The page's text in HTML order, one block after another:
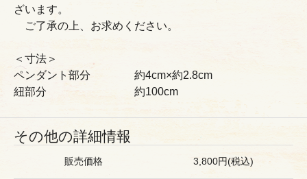
ざいます。
ご了承の上、お求めください。
＜寸法＞
ペンダント部分 約4cm×約2.8cm
紐部分 約100cm
その他の詳細情報
販売価格 3,800円(税込)